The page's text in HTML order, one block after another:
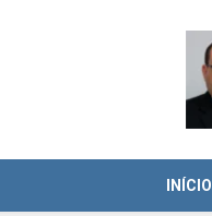
INÍCIO